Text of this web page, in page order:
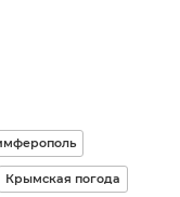
Крымская погода